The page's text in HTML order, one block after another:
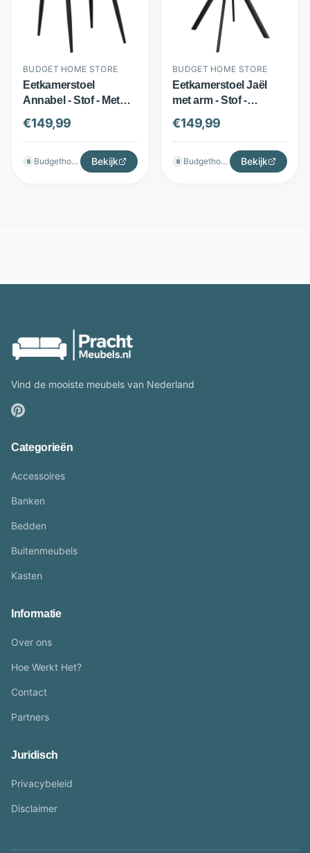
BUDGET HOME STORE
Eetkamerstoel
Annabel - Stof - Met
armleuningen en
handgreep - Beige -
Budget Home Store
€149,99
B Budgethomestore Bekijk
BUDGET HOME STORE
Eetkamerstoel Jaël
met arm - Stof -
Armleuningen - Bruin -
Budget Home Store
€149,99
B Budgethomestore Bekijk
Vind de mooiste meubels van Nederland
Categorieën
Accessoires
Banken
Bedden
Buitenmeubels
Kasten
Informatie
Over ons
Hoe Werkt Het?
Contact
Partners
Juridisch
Privacybeleid
Disclaimer